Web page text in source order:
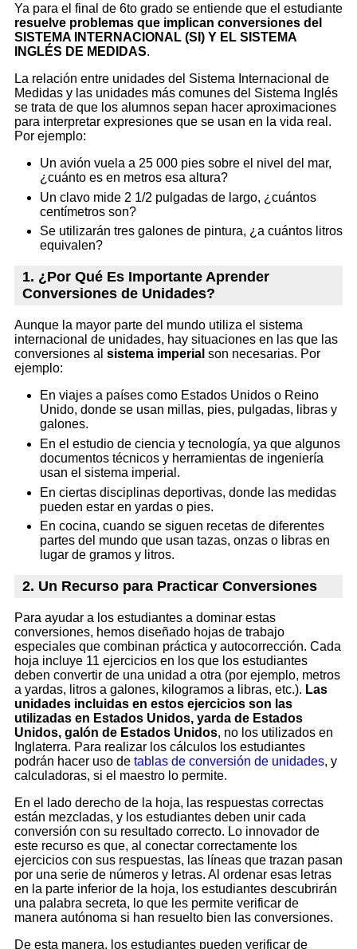
Ya para el final de 6to grado se entiende que el estudiante
resuelve problemas que implican conversiones del
SISTEMA INTERNACIONAL (SI) Y EL SISTEMA
INGLÉS DE MEDIDAS.
La relación entre unidades del Sistema Internacional de
Medidas y las unidades más comunes del Sistema Inglés
se trata de que los alumnos sepan hacer aproximaciones
para interpretar expresiones que se usan en la vida real.
Por ejemplo:
Un avión vuela a 25 000 pies sobre el nivel del mar,
¿cuánto es en metros esa altura?
Un clavo mide 2 1/2 pulgadas de largo, ¿cuántos
centímetros son?
Se utilizarán tres galones de pintura, ¿a cuántos litros
equivalen?
1. ¿Por Qué Es Importante Aprender
Conversiones de Unidades?
Aunque la mayor parte del mundo utiliza el sistema
internacional de unidades, hay situaciones en las que las
conversiones al sistema imperial son necesarias. Por
ejemplo:
En viajes a países como Estados Unidos o Reino
Unido, donde se usan millas, pies, pulgadas, libras y
galones.
En el estudio de ciencia y tecnología, ya que algunos
documentos técnicos y herramientas de ingeniería
usan el sistema imperial.
En ciertas disciplinas deportivas, donde las medidas
pueden estar en yardas o pies.
En cocina, cuando se siguen recetas de diferentes
partes del mundo que usan tazas, onzas o libras en
lugar de gramos y litros.
2. Un Recurso para Practicar Conversiones
Para ayudar a los estudiantes a dominar estas
conversiones, hemos diseñado hojas de trabajo
especiales que combinan práctica y autocorrección. Cada
hoja incluye 11 ejercicios en los que los estudiantes
deben convertir de una unidad a otra (por ejemplo, metros
a yardas, litros a galones, kilogramos a libras, etc.). Las
unidades incluidas en estos ejercicios son las
utilizadas en Estados Unidos, yarda de Estados
Unidos, galón de Estados Unidos, no los utilizados en
Inglaterra. Para realizar los cálculos los estudiantes
podrán hacer uso de tablas de conversión de unidades, y
calculadoras, si el maestro lo permite.
En el lado derecho de la hoja, las respuestas correctas
están mezcladas, y los estudiantes deben unir cada
conversión con su resultado correcto. Lo innovador de
este recurso es que, al conectar correctamente los
ejercicios con sus respuestas, las líneas que trazan pasan
por una serie de números y letras. Al ordenar esas letras
en la parte inferior de la hoja, los estudiantes descubrirán
una palabra secreta, lo que les permite verificar de
manera autónoma si han resuelto bien las conversiones.
De esta manera, los estudiantes pueden verificar de